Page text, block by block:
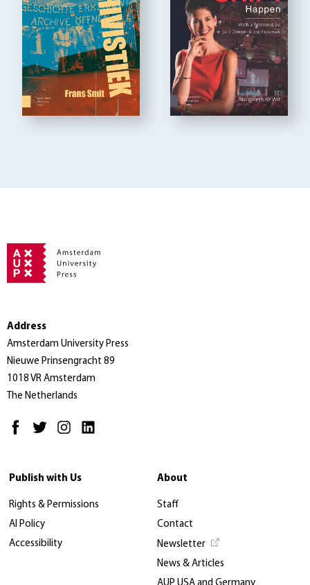
Address
Amsterdam University Press
Nieuwe Prinsengracht 89
1018 VR Amsterdam
The Netherlands
Publish with Us
Rights & Permissions
AI Policy
Accessibility
About
Staff
Contact
Newsletter
News & Articles